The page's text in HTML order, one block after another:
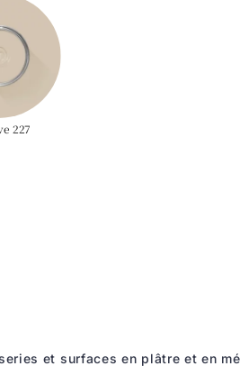
227
et surfaces en plâtre et en